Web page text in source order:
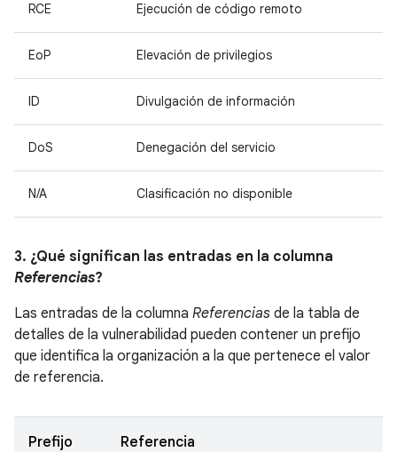
RCE Ejecución de código remoto
EoP Elevación de privilegios
ID Divulgación de información
DoS Denegación del servicio
N/A Clasificación no disponible
3. ¿Qué significan las entradas en la columna
Referencias?
Las entradas de la columna Referencias de la tabla de
detalles de la vulnerabilidad pueden contener un prefijo
que identifica la organización a la que pertenece el valor
de referencia.
Prefijo Referencia